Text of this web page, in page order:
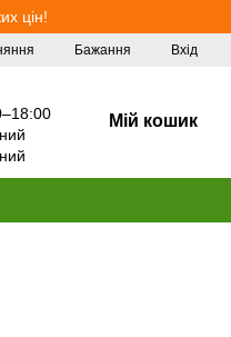
цін!
Бажання Вхід
Мій кошик